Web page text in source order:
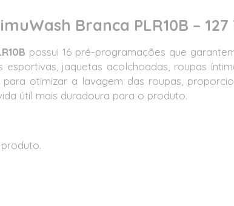
Branca PLR10B –
possui 16 pré-programações que
jaquetas acolchoadas, roupas
otimizar a lavagem das roupas,
útil mais duradoura para o produto.